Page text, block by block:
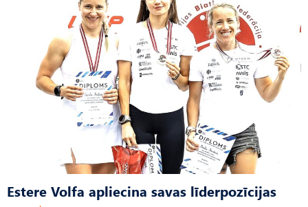
Estere Volfa apliecina savas līderpozīcijas